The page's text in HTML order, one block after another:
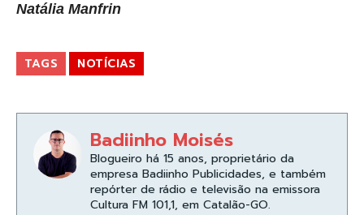
Natália Manfrin
TAGS NOTÍCIAS
Badiinho Moisés
Blogueiro há 15 anos, proprietário da
empresa Badiinho Publicidades, e também
repórter de rádio e televisão na emissora
Cultura FM 101,1, em Catalão-GO.